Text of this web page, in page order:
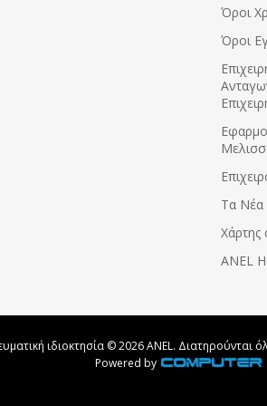
Όροι
Όροι
Τα
Χάρτης
ANEL
ιδιοκτησία © 2026 ANEL. Διατηρούνται
Powered by